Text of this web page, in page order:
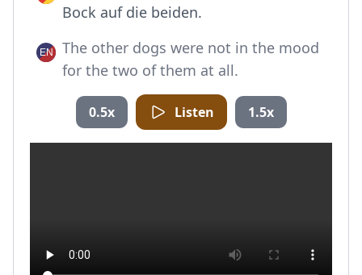
Bock auf die beiden.
The other dogs were not in the mood
for the two of them at all.
0.5x Listen 1.5x